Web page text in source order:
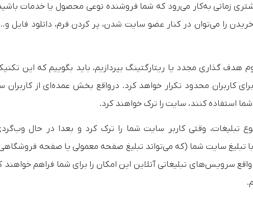
زمانی به‌کار می‌رود که شما فروشنده نوعی محصول یا خدمات
را می‌توان در کنار عضو سایت شدن، پر کردن فرم، دانلود فایل و…
هدف گذاری مجدد یا ریتارگتینگ بپردازیم، باید بگوییم که این
کاربران محدود تکرار خواهد کرد. درواقع بخش عمده‌ای از کاربران
استفاده کنند، سایت را ترک خواهند کرد.
تبلیغات، وقتی کاربر سایت شما را ترک کرد و بعدا در حال
تبلیغ سایت شما (که می‌تواند تبلیغ صفحه معمولی یا صفحه
سرویس‌های تبلیغاتی آنلاین این امکان را برای شما فراهم خواهند